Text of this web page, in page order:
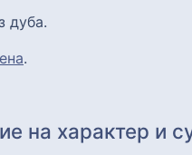
дуба.
.
на характер и